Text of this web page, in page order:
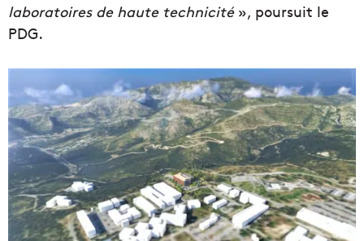
laboratoires de haute technicité», poursuit le
PDG.